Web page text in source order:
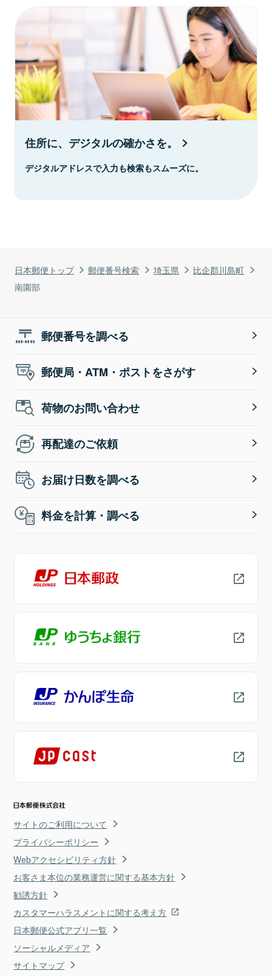
日本郵便トップ 郵便番号検索 埼玉県
比企郡川島町
南園部
住所に、デジタルの確かさを。
デジタルアドレスで入力も検索もスムーズに。
郵便番号を調べる
郵便局・ATM・ポストをさがす
荷物のお問い合わせ
再配達のご依頼
お届け日数を調べる
料金を計算・調べる
サイトのご利用について
プライバシーポリシー
Webアクセシビリティ方針
お客さま本位の業務運営に関する基本方針
勧誘方針
カスタマーハラスメントに関する考え方
日本郵便公式アプリ一覧
ソーシャルメディア
サイトマップ